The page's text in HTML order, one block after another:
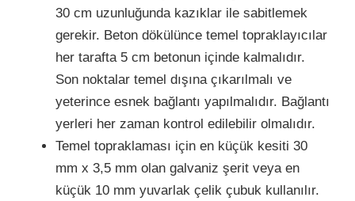
30 cm uzunluğunda kazıklar ile sabitlemek
gerekir. Beton dökülünce temel topraklayıcılar
her tarafta 5 cm betonun içinde kalmalıdır.
Son noktalar temel dışına çıkarılmalı ve
yeterince esnek bağlantı yapılmalıdır. Bağlantı
yerleri her zaman kontrol edilebilir olmalıdır.
Temel topraklaması için en küçük kesiti 30
mm x 3,5 mm olan galvaniz şerit veya en
küçük 10 mm yuvarlak çelik çubuk kullanılır.